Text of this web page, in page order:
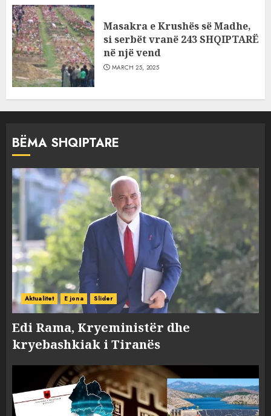
Masakra e Krushës së Madhe,
si serbët vranë 243 SHQIPTARË
në një vend
MARCH 25, 2025
BËMA SHQIPTARE
Aktualitet E jona Slider
Edi Rama, Kryeministër dhe
kryebashkiak i Tiranës